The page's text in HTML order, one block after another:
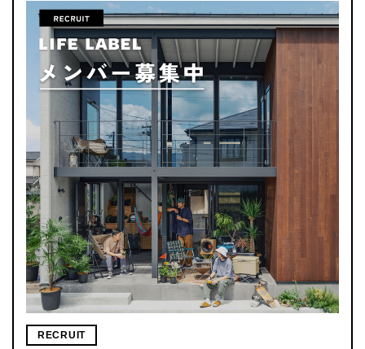
RECRUIT